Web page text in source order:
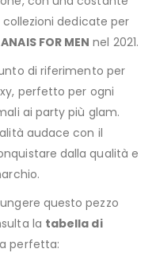
dedicate per
ANAIS FOR MEN nel 2021.
di riferimento per
perfetto per ogni
ai party più glam.
audace con il
dalla qualità e
questo pezzo
la tabella di
perfetta: